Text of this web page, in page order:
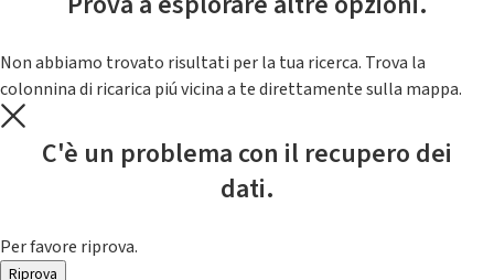
Non abbiamo trovato risultati per la tua ricerca. Trova la
colonnina di ricarica piú vicina a te direttamente sulla mappa.
C'è un problema con il recupero dei
dati.
Per favore riprova.
Riprova